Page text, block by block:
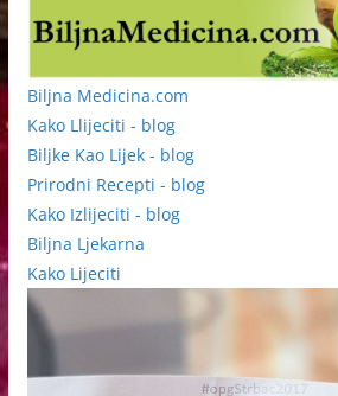
Biljna Medicina.com
Kako Llijeciti - blog
Biljke Kao Lijek - blog
Prirodni Recepti - blog
Kako Izlijeciti - blog
Biljna Ljekarna
Kako Lijeciti